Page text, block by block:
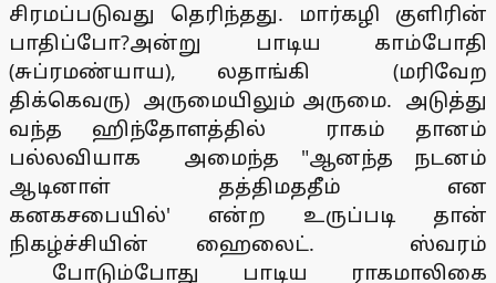
சிரமப்படுவது தெரிந்தது. மார்கழி குளிரின்
பாதிப்போ?அன்று பாடிய காம்போதி
(சுப்ரமண்யாய), லதாங்கி (மரிவேற
திக்கெவரு) அருமையிலும் அருமை. அடுத்து
வந்த ஹிந்தோளத்தில் ராகம் தானம்
பல்லவியாக அமைந்த "ஆனந்த நடனம்
ஆடினாள் தத்திமததீம் என
கனகசபையில்' என்ற உருப்படி தான்
நிகழ்ச்சியின் ஹைலைட். ஸ்வரம்
போடும்போது பாடிய ராகமாலிகை